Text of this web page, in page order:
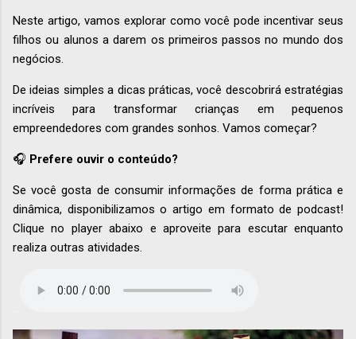
Neste artigo, vamos explorar como você pode incentivar seus
filhos ou alunos a darem os primeiros passos no mundo dos
negócios.
De ideias simples a dicas práticas, você descobrirá estratégias
incríveis para transformar crianças em pequenos
empreendedores com grandes sonhos. Vamos começar?
🎧 Prefere ouvir o conteúdo?
Se você gosta de consumir informações de forma prática e
dinâmica, disponibilizamos o artigo em formato de podcast!
Clique no player abaixo e aproveite para escutar enquanto
realiza outras atividades.